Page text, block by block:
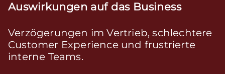
Auswirkungen auf das Business
Verzögerungen im Vertrieb, schlechtere
Customer Experience und frustrierte
interne Teams.